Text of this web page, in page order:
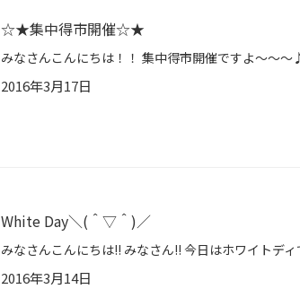
☆★集中得市開催☆★
2016年3月17日
White Day＼(＾▽＾)／
2016年3月14日